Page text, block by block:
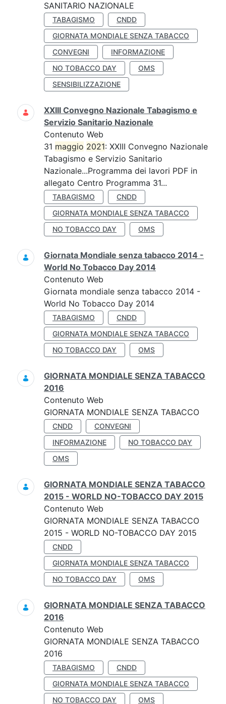
SANITARIO NAZIONALE
TABAGISMO
CNDD
GIORNATA MONDIALE SENZA TABACCO
CONVEGNI
INFORMAZIONE
NO TOBACCO DAY
OMS
SENSIBILIZZAZIONE
XXIII Convegno Nazionale Tabagismo e
Servizio Sanitario Nazionale
Contenuto Web
31 maggio 2021: XXIII Convegno Nazionale
Tabagismo e Servizio Sanitario
Nazionale...Programma dei lavori PDF in
allegato Centro Programma 31...
TABAGISMO
CNDD
GIORNATA MONDIALE SENZA TABACCO
NO TOBACCO DAY
OMS
Giornata Mondiale senza tabacco 2014 -
World No Tobacco Day 2014
Contenuto Web
Giornata mondiale senza tabacco 2014 -
World No Tobacco Day 2014
TABAGISMO
CNDD
GIORNATA MONDIALE SENZA TABACCO
NO TOBACCO DAY
OMS
GIORNATA MONDIALE SENZA TABACCO
2016
Contenuto Web
GIORNATA MONDIALE SENZA TABACCO
CNDD
CONVEGNI
INFORMAZIONE
NO TOBACCO DAY
OMS
GIORNATA MONDIALE SENZA TABACCO
2015 - WORLD NO-TOBACCO DAY 2015
Contenuto Web
GIORNATA MONDIALE SENZA TABACCO
2015 - WORLD NO-TOBACCO DAY 2015
CNDD
GIORNATA MONDIALE SENZA TABACCO
NO TOBACCO DAY
OMS
GIORNATA MONDIALE SENZA TABACCO
2016
Contenuto Web
GIORNATA MONDIALE SENZA TABACCO
2016
TABAGISMO
CNDD
GIORNATA MONDIALE SENZA TABACCO
NO TOBACCO DAY
OMS